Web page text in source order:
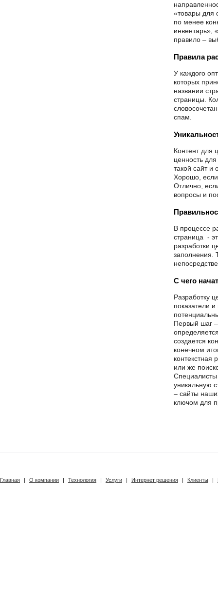
«товары для
по менее
инвентарь»,
правило –
Правила
У каждого
которых
названии
страницы.
спам.
Контент для
ценность
такой сайт и
Хорошо, если
Отлично,
вопросы и
В процессе
страница -
разработки
заполнения.
С чего
Разработку
показатели
Первый шаг
создается
конечном
контекстная
или же
Специалисты
уникальную
– сайты
ключом для
Главная | О компании | Технология | Услуги | Интернет решения | Клиенты |